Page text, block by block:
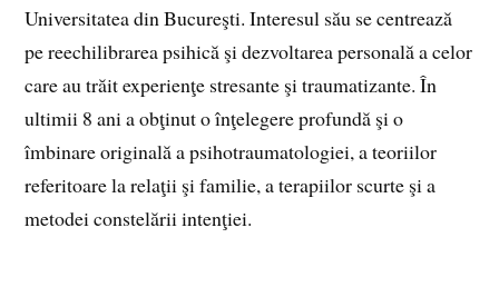
Universitatea din Bucureşti. Interesul său se centrează
pe reechilibrarea psihică şi dezvoltarea personală a celor
care au trăit experienţe stresante şi traumatizante. În
ultimii 8 ani a obţinut o înţelegere profundă şi o
îmbinare originală a psihotraumatologiei, a teoriilor
referitoare la relaţii şi familie, a terapiilor scurte şi a
metodei constelării intenţiei.